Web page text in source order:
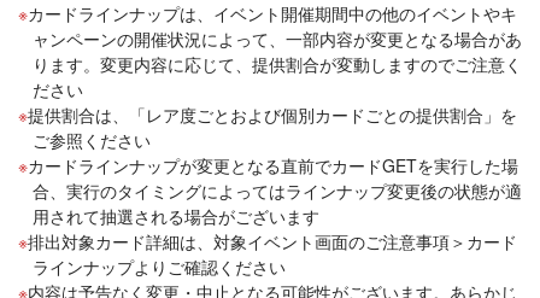
カードラインナップは、イベント開催期間中の他のイベントやキ
ャンペーンの開催状況によって、一部内容が変更となる場合があ
ります。変更内容に応じて、提供割合が変動しますのでご注意く
ださい
提供割合は、「レア度ごとおよび個別カードごとの提供割合」を
ご参照ください
カードラインナップが変更となる直前でカードGETを実行した場
合、実行のタイミングによってはラインナップ変更後の状態が適
用されて抽選される場合がございます
排出対象カード詳細は、対象イベント画面のご注意事項＞カード
ラインナップよりご確認ください
内容は予告なく変更・中止となる可能性がございます。あらかじ